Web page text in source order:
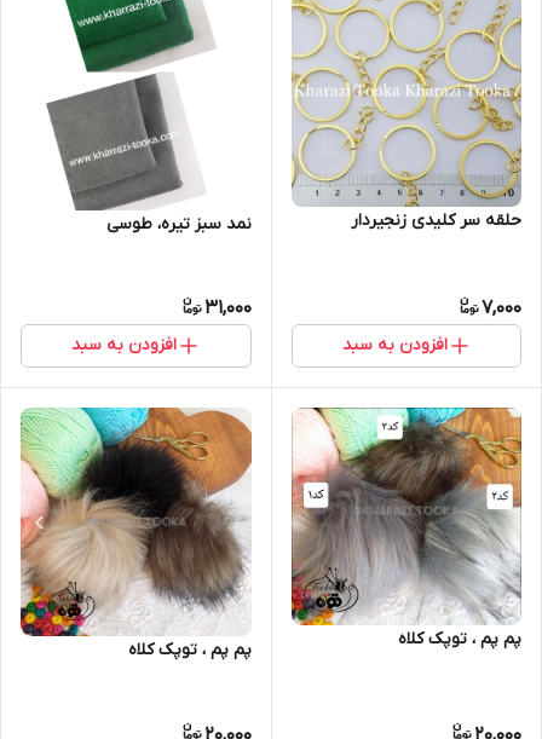
حلقه سر کلیدی زنجیردار
7,000
افزودن به سبد
نمد سبز تیره، طوسی
31,000
افزودن به سبد
پم پم ، توپک کلاه پم پم ، توپک کلاه